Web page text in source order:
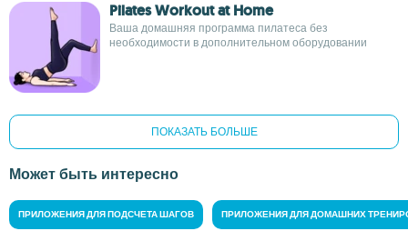
Pilates Workout at Home
Ваша домашняя программа пилатеса без
необходимости в дополнительном оборудовании
ПОКАЗАТЬ БОЛЬШЕ
Может быть интересно
ПРИЛОЖЕНИЯ ДЛЯ ПОДСЧЕТА ШАГОВ ПРИЛОЖЕНИЯ ДЛЯ ДОМАШНИХ